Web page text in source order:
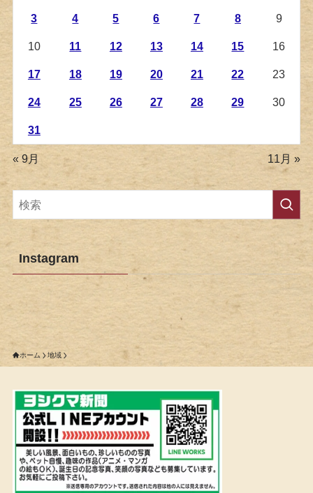
3 4 5 6 7 8 9
10 11 12 13 14 15 16
17 18 19 20 21 22 23
24 25 26 27 28 29 30
31
« 9月 11月 »
Instagram
ホーム 地域